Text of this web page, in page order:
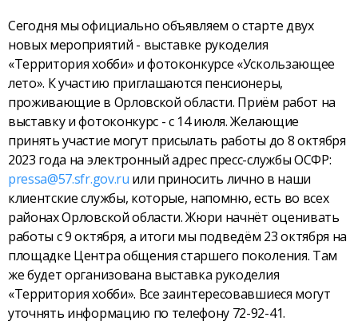
Сегодня мы официально объявляем о старте двух
новых мероприятий - выставке рукоделия
«Территория хобби» и фотоконкурсе «Ускользающее
лето». К участию приглашаются пенсионеры,
проживающие в Орловской области. Приём работ на
выставку и фотоконкурс - с 14 июля. Желающие
принять участие могут присылать работы до 8 октября
2023 года на электронный адрес пресс-службы ОСФР:
pressa@57.sfr.gov.ru или приносить лично в наши
клиентские службы, которые, напомню, есть во всех
районах Орловской области. Жюри начнёт оценивать
работы с 9 октября, а итоги мы подведём 23 октября на
площадке Центра общения старшего поколения. Там
же будет организована выставка рукоделия
«Территория хобби». Все заинтересовавшиеся могут
уточнять информацию по телефону 72-92-41.